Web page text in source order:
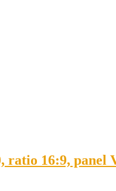
16:9, panel